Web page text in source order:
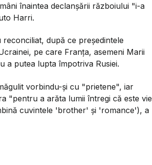
înaintea declanşării războiului "i-a
Harri.
după ce preşedintele
pe care Franţa, asemeni Marii
a putea lupta împotriva Rusiei.
vorbindu-şi cu "prietene", iar
"pentru a arăta lumii întregi că este vie
cuvintele 'brother' şi 'romance'), a